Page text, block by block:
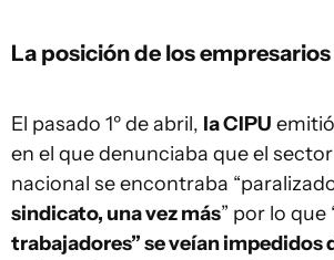
La posición de los empresarios
El pasado 1º de abril, la CIPU
en el que denunciaba que el
nacional se encontraba
sindicato, una vez más” por lo que
trabajadores” se veían impedidos